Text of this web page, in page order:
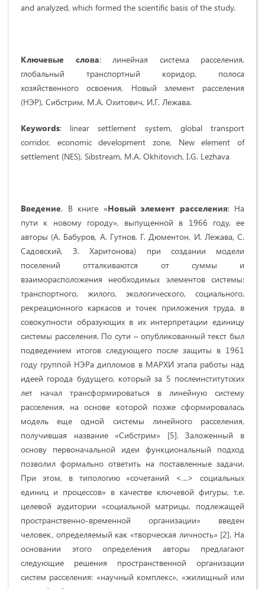
and analyzed, which formed the scientific basis of the study.
Ключевые слова: линейная система расселения,
глобальный транспортный коридор, полоса
хозяйственного освоения, Новый элемент расселения
(НЭР), Сибстрим, М.А. Охитович, И.Г. Лежава.
Keywords: linear settlement system, global transport
corridor, economic development zone, New element of
settlement (NES), Sibstream, M.A. Okhitovich, I.G. Lezhava
Введение. В книге «Новый элемент расселения: На
пути к новому городу», выпущенной в 1966 году, ее
авторы (А. Бабуров, А. Гутнов, Г. Дюментон, И. Лежава, С.
Садовский, З. Харитонова) при создании модели
поселений отталкиваются от суммы и
взаиморасположения необходимых элементов системы:
транспортного, жилого, экологического, социального,
рекреационного каркасов и точек приложения труда, в
совокупности образующих в их интерпретации единицу
системы расселения. По сути – опубликованный текст был
подведением итогов следующего после защиты в 1961
году группой НЭРа дипломов в МАРХИ этапа работы над
идеей города будущего, который за 5 послеинститутских
лет начал трансформироваться в линейную систему
расселения, на основе которой позже сформировалась
модель еще одной системы линейного расселения,
получившая название «Сибстрим» [5]. Заложенный в
основу первоначальной идеи функциональный подход
позволил формально ответить на поставленные задачи.
При этом, в типологию «сочетаний <…> социальных
единиц и процессов» в качестве ключевой фигуры, т.е.
целевой аудитории «социальной матрицы, подлежащей
пространственно-временной организации» введен
человек, определяемый как «творческая личность» [2]. На
основании этого определения авторы предлагают
следующие решения пространственной организации
систем расселения: «научный комплекс», «жилищный или